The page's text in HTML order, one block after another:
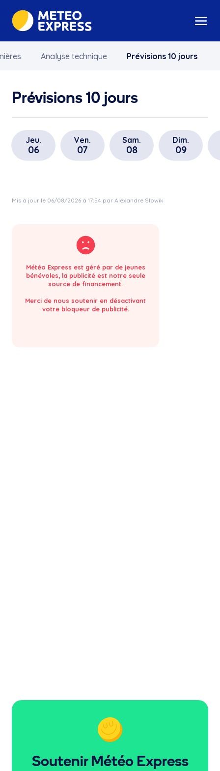
Analyse technique Prévisions 10 jours
Prévisions 10 jours
Jeu.
06
Ven.
07
Sam.
08
Dim.
09
Mis à jour le 06/08/2026 à 17:54 par Alexandre Slowik
Météo Express est géré par de jeunes
bénévoles, la publicité est notre seule
source de financement.
Merci de nous soutenir en désactivant
votre bloqueur de publicité.
Soutenir Météo Express